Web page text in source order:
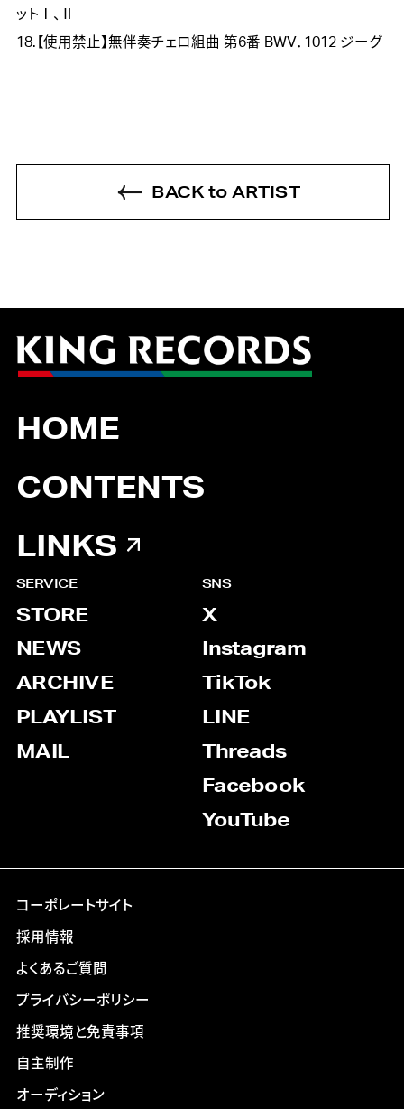
ットⅠ、Ⅱ
18.【使用禁止】無伴奏チェロ組曲 第6番 BWV．1012 ジーグ
BACK to ARTIST
HOME
CONTENTS
LINKS
SERVICE
STORE
NEWS
ARCHIVE
PLAYLIST
MAIL
SNS
X
Instagram
TikTok
LINE
Threads
Facebook
YouTube
コーポレートサイト
採用情報
よくあるご質問
プライバシーポリシー
推奨環境と免責事項
自主制作
オーディション